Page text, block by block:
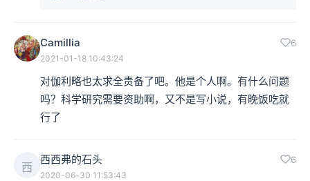
Camillia 6
2021-01-18 10:43:24
对伽利略也太求全责备了吧。他是个人啊。有什么问题
吗？科学研究需要资助啊，又不是写小说，有晚饭吃就
行了
西
西西弗的石头 6
2020-06-30 11:53:43